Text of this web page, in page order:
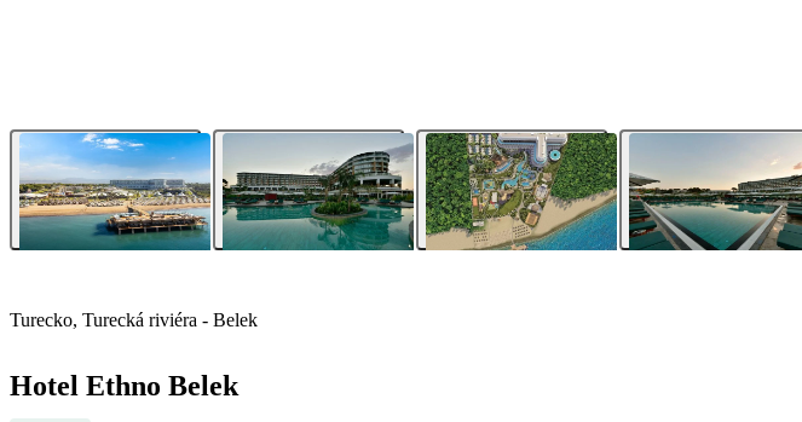
Turecko, Turecká riviéra - Belek
Hotel Ethno Belek